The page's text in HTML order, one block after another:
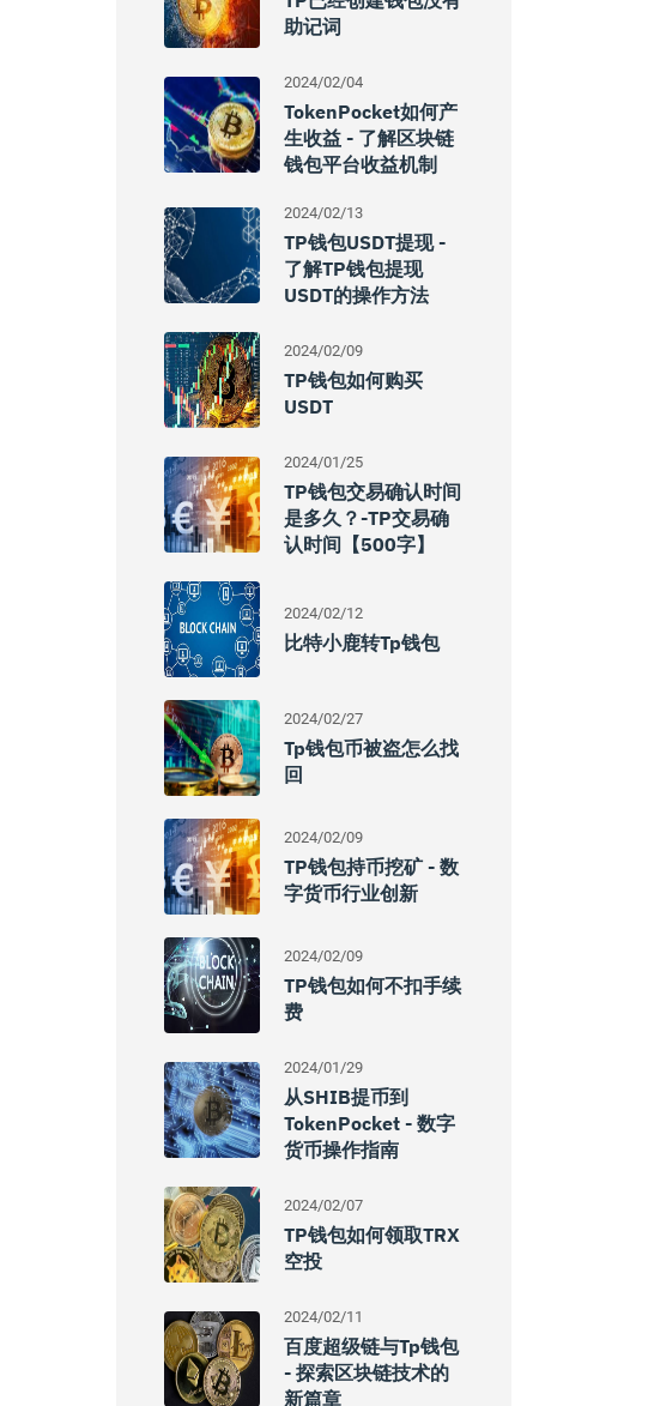
助记词
2024/02/04
TokenPocket如何产
生收益 - 了解区块链
钱包平台收益机制
2024/02/13
TP钱包USDT提现 -
了解TP钱包提现
USDT的操作方法
2024/02/09
TP钱包如何购买
USDT
2024/01/25
TP钱包交易确认时间
是多久？-TP交易确
认时间【500字】
2024/02/12
比特小鹿转tp钱包
2024/02/27
Tp钱包币被盗怎么找
回
2024/02/09
TP钱包持币挖矿 - 数
字货币行业创新
2024/02/09
TP钱包如何不扣手续
费
2024/01/29
从SHIB提币到
TokenPocket - 数字
货币操作指南
2024/02/07
TP钱包如何领取TRX
空投
2024/02/11
百度超级链与tp钱包
- 探索区块链技术的
新篇章